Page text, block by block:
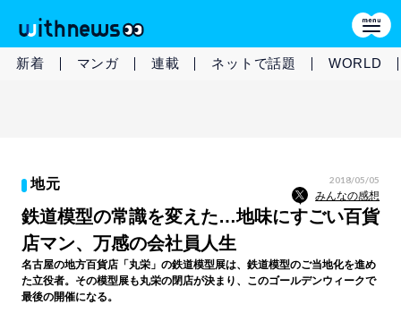
新着 マンガ 連載 ネットで話題 WORLD
地元 2018/05/05
みんなの感想
鉄道模型の常識を変えた…地味にすごい百貨
店マン、万感の会社員人生
名古屋の地方百貨店「丸栄」の鉄道模型展は、鉄道模型のご当地化を進め
た立役者。その模型展も丸栄の閉店が決まり、このゴールデンウィークで
最後の開催になる。